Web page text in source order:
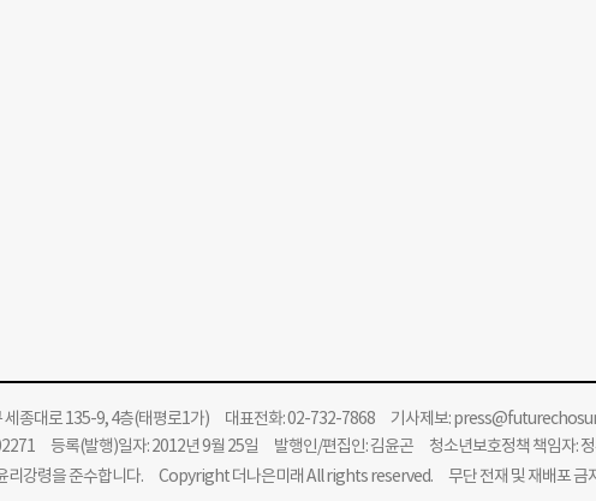
종대로 135-9, 4층(태평로1가) 대표전화: 02-732-7868 기사제보:
등록(발행)일자: 2012년 9월 25일 발행인/편집인: 김윤곤 청소년보호정책 책임자:
리강령을 준수합니다. Copyright 더나은미래 All rights reserved. 무단 전재 및 재배포 금